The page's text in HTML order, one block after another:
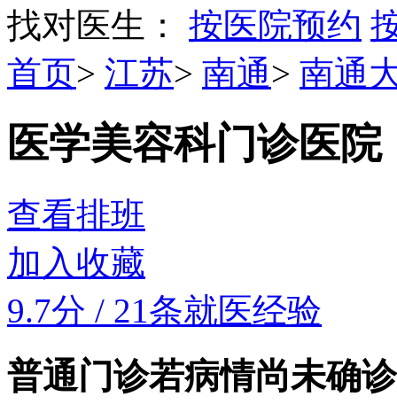
找对医生：
按医院预约
首页> 江苏> 南通> 南通
医学美容科门诊医院
查看排班
加入收藏
9.7分 / 21条就医经验
普通门诊若病情尚未确